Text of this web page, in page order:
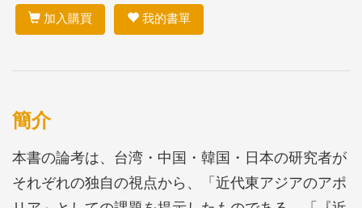
加入購買 我的書單
簡介
本書の論考は、台湾・中国・韓国・日本の研究者が
それぞれの独自の視点から、「近代東アジアのアポ